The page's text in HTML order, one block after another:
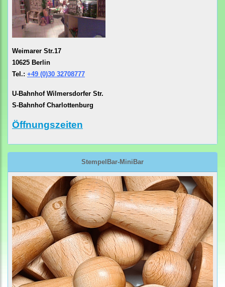
Weimarer Str.17
10625 Berlin
Tel.: +49 (0)30 32708777
U-Bahnhof Wilmersdorfer Str.
S-Bahnhof Charlottenburg
Öffnungszeiten
StempelBar-MiniBar